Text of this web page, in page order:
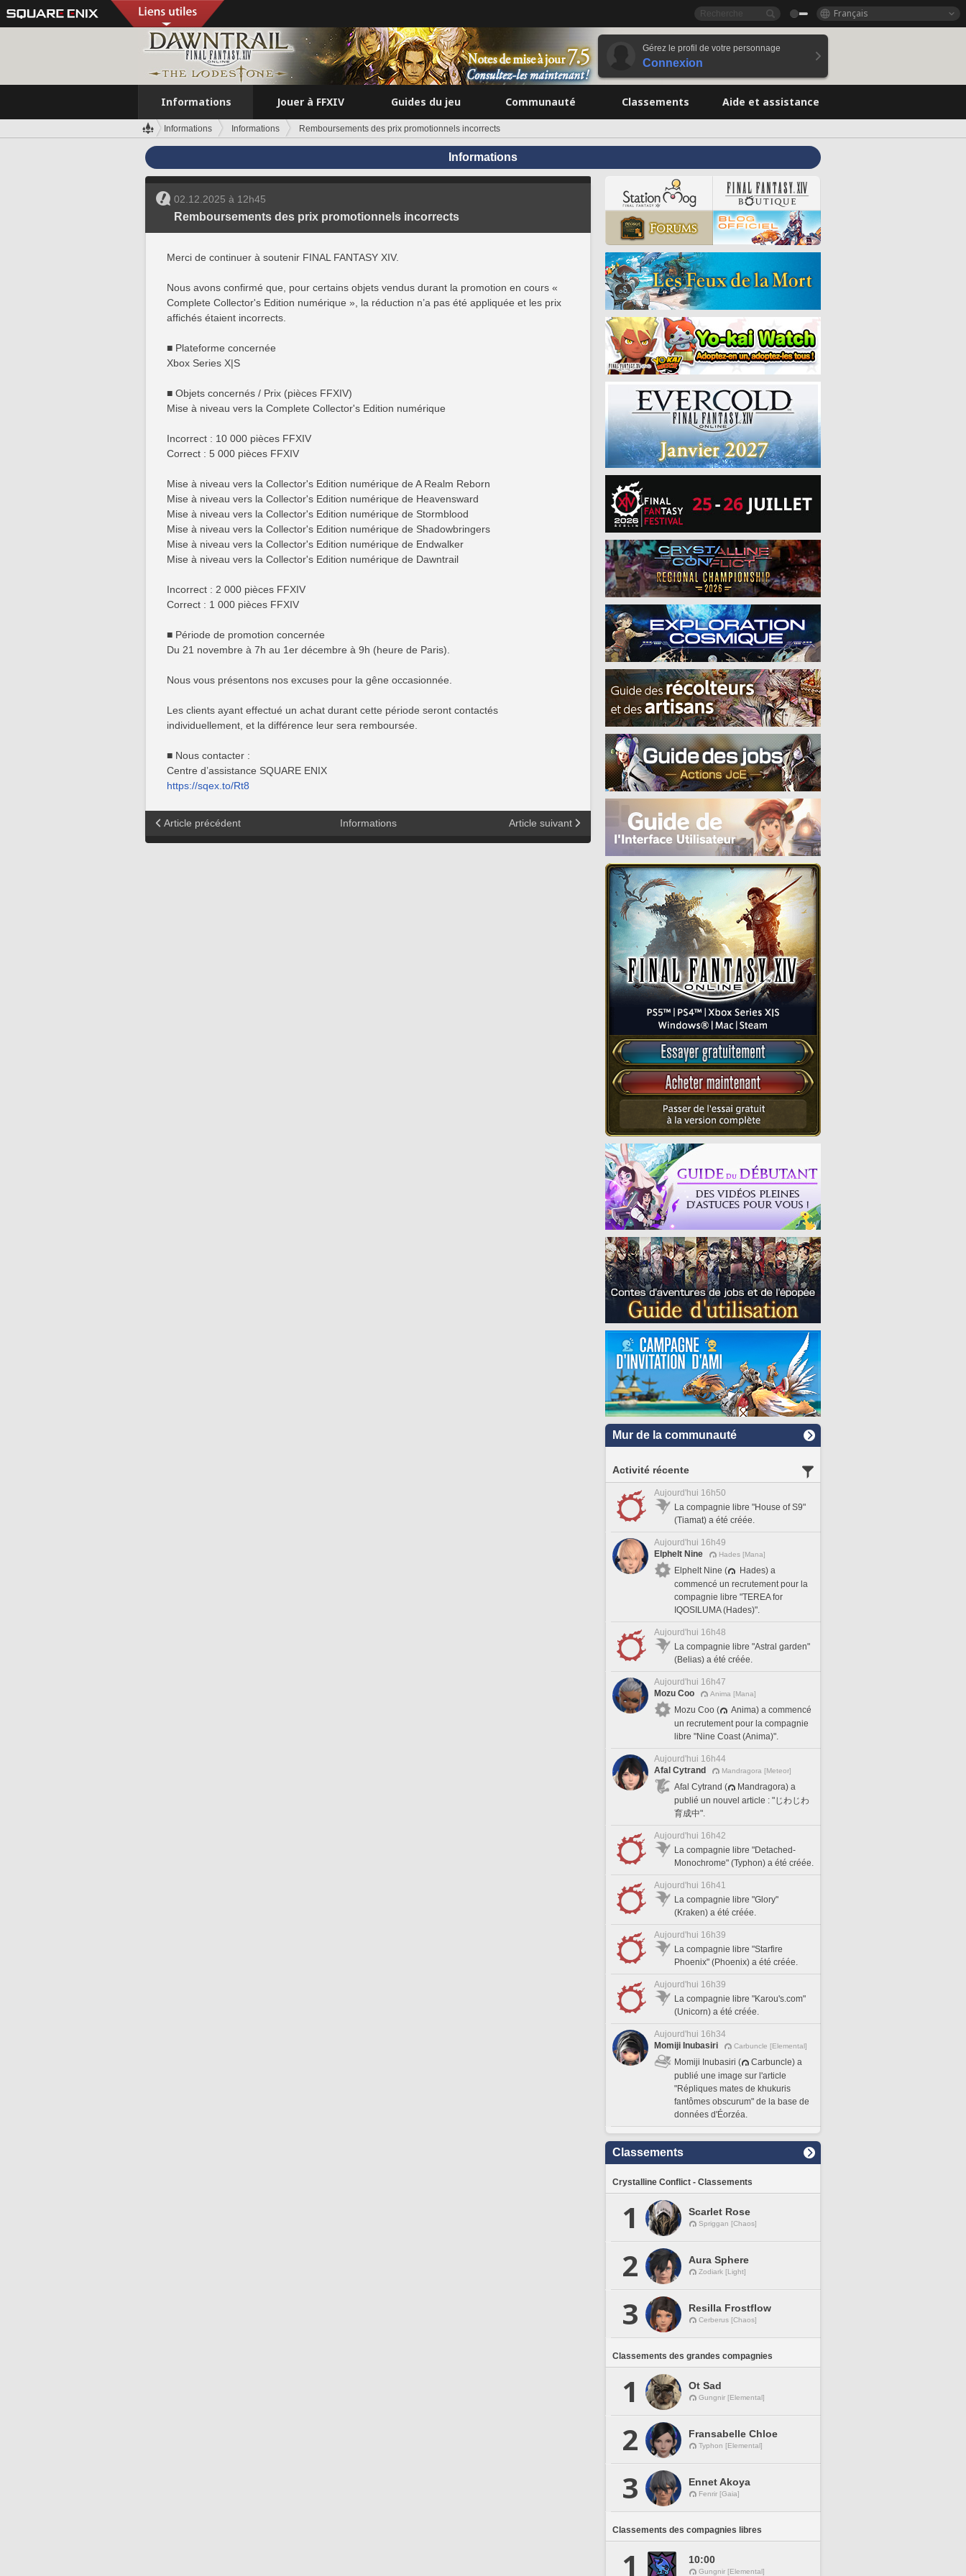
Français
Gérez le profil de votre personnage
Connexion
Informations Jouer à FFXIV Guides du jeu Communauté Classements Aide et assistance
Informations Informations Remboursements des prix promotionnels incorrects
Informations
02.12.2025 à 12h45
Remboursements des prix promotionnels incorrects
Merci de continuer à soutenir FINAL FANTASY XIV.
Nous avons confirmé que, pour certains objets vendus durant la promotion en cours «
Complete Collector's Edition numérique », la réduction n’a pas été appliquée et les prix
affichés étaient incorrects.
■ Plateforme concernée
Xbox Series X|S
■ Objets concernés / Prix (pièces FFXIV)
Mise à niveau vers la Complete Collector's Edition numérique
Incorrect : 10 000 pièces FFXIV
Correct : 5 000 pièces FFXIV
Mise à niveau vers la Collector's Edition numérique de A Realm Reborn
Mise à niveau vers la Collector's Edition numérique de Heavensward
Mise à niveau vers la Collector's Edition numérique de Stormblood
Mise à niveau vers la Collector's Edition numérique de Shadowbringers
Mise à niveau vers la Collector's Edition numérique de Endwalker
Mise à niveau vers la Collector's Edition numérique de Dawntrail
Incorrect : 2 000 pièces FFXIV
Correct : 1 000 pièces FFXIV
■ Période de promotion concernée
Du 21 novembre à 7h au 1er décembre à 9h (heure de Paris).
Nous vous présentons nos excuses pour la gêne occasionnée.
Les clients ayant effectué un achat durant cette période seront contactés
individuellement, et la différence leur sera remboursée.
■ Nous contacter :
Centre d’assistance SQUARE ENIX
https://sqex.to/Rt8
Article précédent Informations Article suivant
Mur de la communauté
Activité récente
Aujourd'hui 16h50
La compagnie libre "House of S9"
(Tiamat) a été créée.
Aujourd'hui 16h49
Elphelt Nine
Hades [Mana]
Elphelt Nine (
Hades) a
commencé un recrutement pour la
compagnie libre "TEREA for
IQOSILUMA (Hades)".
Aujourd'hui 16h48
La compagnie libre "Astral garden"
(Belias) a été créée.
Aujourd'hui 16h47
Mozu Coo
Anima [Mana]
Mozu Coo (
Anima) a commencé
un recrutement pour la compagnie
libre "Nine Coast (Anima)".
Aujourd'hui 16h44
Afal Cytrand
Mandragora [Meteor]
Afal Cytrand (
Mandragora) a
publié un nouvel article : "じわじわ
育成中".
Aujourd'hui 16h42
La compagnie libre "Detached-
Monochrome" (Typhon) a été créée.
Aujourd'hui 16h41
La compagnie libre "Glory"
(Kraken) a été créée.
Aujourd'hui 16h39
La compagnie libre "Starfire
Phoenix" (Phoenix) a été créée.
Aujourd'hui 16h39
La compagnie libre "Karou's.com"
(Unicorn) a été créée.
Aujourd'hui 16h34
Momiji Inubasiri
Carbuncle [Elemental]
Momiji Inubasiri (
Carbuncle) a
publié une image sur l'article
"Répliques mates de khukuris
fantômes obscurum" de la base de
données d'Éorzéa.
Classements
Crystalline Conflict - Classements
1 Scarlet Rose
Spriggan [Chaos]
2 Aura Sphere
Zodiark [Light]
3 Resilla Frostflow
Cerberus [Chaos]
Classements des grandes compagnies
1 Ot Sad
Gungnir [Elemental]
2 Fransabelle Chloe
Typhon [Elemental]
3 Ennet Akoya
Fenrir [Gaia]
Classements des compagnies libres
1 10:00
Gungnir [Elemental]